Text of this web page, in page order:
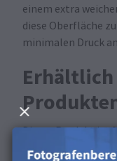
einem extra
diese Oberfläche
minimalen Druck
Dieses Produkt ist
Professional Line